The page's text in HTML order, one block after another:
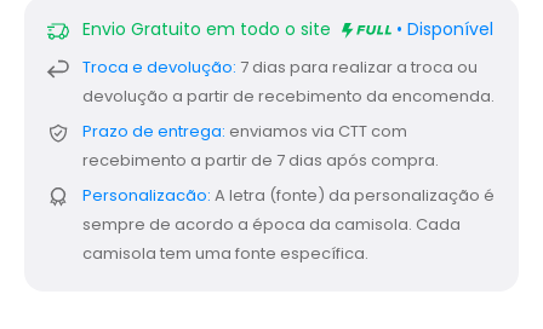
Envio Gratuito em todo o site • Disponível
Troca e devolução: 7 dias para realizar a troca ou
devolução a partir de recebimento da encomenda.
Prazo de entrega: enviamos via CTT com
recebimento a partir de 7 dias após compra.
Personalizacão: A letra (fonte) da personalização é
sempre de acordo a época da camisola. Cada
camisola tem uma fonte específica.